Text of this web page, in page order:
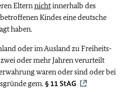
Eltern nichtinnerhalb des
Kindes eine deutsche
haben.
oder im Ausland zu Freiheits-
oder mehr Jahren verurteilt
waren oder sind oder bei
gem.§ 11 StAG